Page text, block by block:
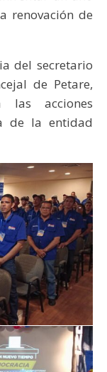
renovación de
del secretario
de Petare,
las acciones
de la entidad